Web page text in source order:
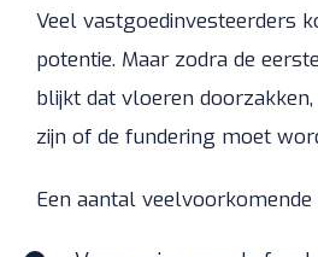
Veel vastgoedinvesteerders
potentie. Maar zodra de
blijkt dat vloeren
zijn of de fundering moet
Een aantal